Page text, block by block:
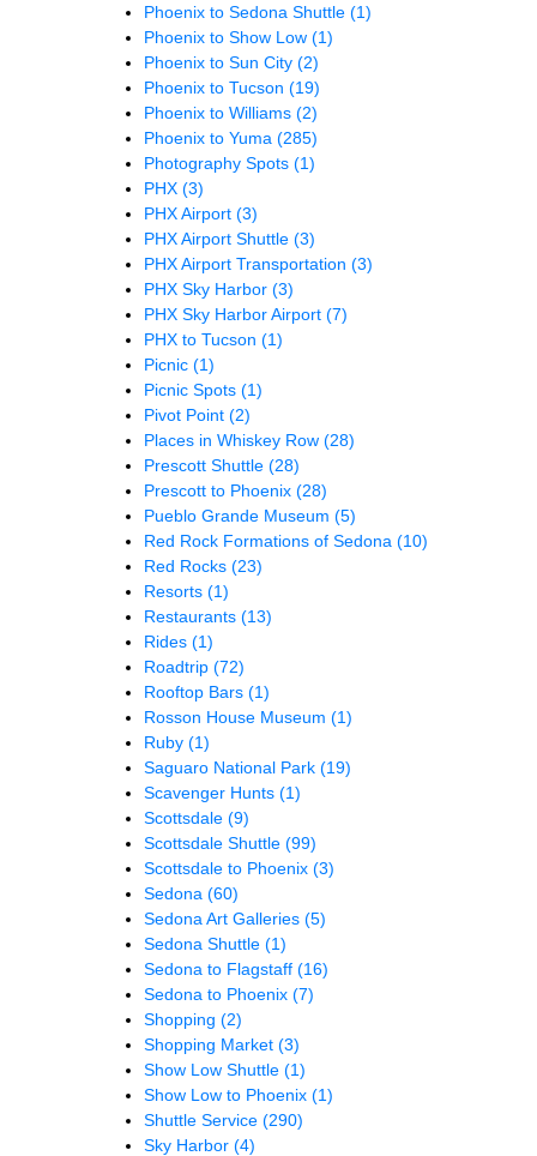
Phoenix to Sedona Shuttle (1)
Phoenix to Show Low (1)
Phoenix to Sun City (2)
Phoenix to Tucson (19)
Phoenix to Williams (2)
Phoenix to Yuma (285)
Photography Spots (1)
PHX (3)
PHX Airport (3)
PHX Airport Shuttle (3)
PHX Airport Transportation (3)
PHX Sky Harbor (3)
PHX Sky Harbor Airport (7)
PHX to Tucson (1)
Picnic (1)
Picnic Spots (1)
Pivot Point (2)
Places in Whiskey Row (28)
Prescott Shuttle (28)
Prescott to Phoenix (28)
Pueblo Grande Museum (5)
Red Rock Formations of Sedona (10)
Red Rocks (23)
Resorts (1)
Restaurants (13)
Rides (1)
Roadtrip (72)
Rooftop Bars (1)
Rosson House Museum (1)
Ruby (1)
Saguaro National Park (19)
Scavenger Hunts (1)
Scottsdale (9)
Scottsdale Shuttle (99)
Scottsdale to Phoenix (3)
Sedona (60)
Sedona Art Galleries (5)
Sedona Shuttle (1)
Sedona to Flagstaff (16)
Sedona to Phoenix (7)
Shopping (2)
Shopping Market (3)
Show Low Shuttle (1)
Show Low to Phoenix (1)
Shuttle Service (290)
Sky Harbor (4)